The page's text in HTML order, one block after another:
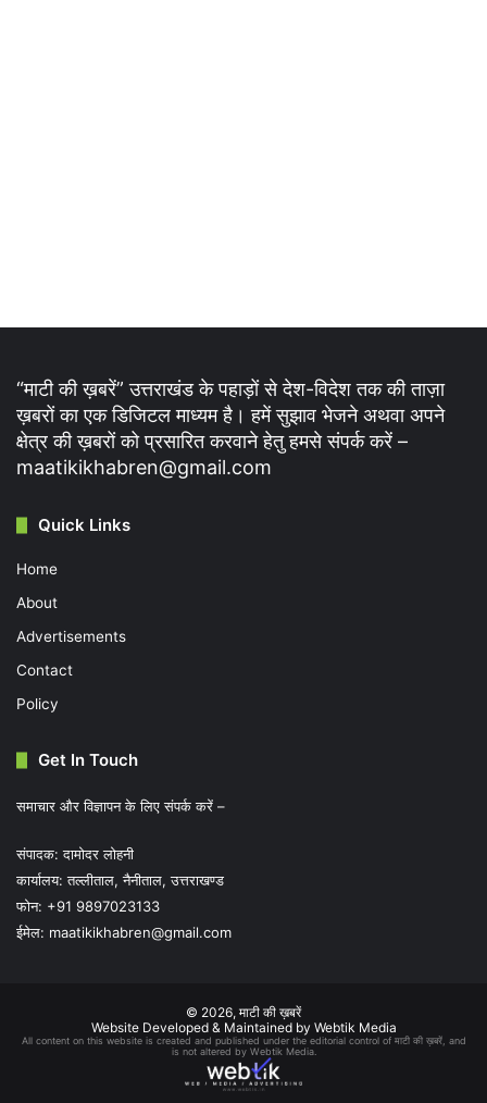
“माटी की ख़बरें” उत्तराखंड के पहाड़ों से देश-विदेश तक की ताज़ा
ख़बरों का एक डिजिटल माध्यम है। हमें सुझाव भेजने अथवा अपने
क्षेत्र की ख़बरों को प्रसारित करवाने हेतु हमसे संपर्क करें –
maatikikhabren@gmail.com
Quick Links
Home
About
Advertisements
Contact
Policy
Get In Touch
समाचार और विज्ञापन के लिए संपर्क करें –
संपादक: दामोदर लोहनी
कार्यालय: तल्लीताल, नैनीताल, उत्तराखण्ड
फोन: +91 9897023133
ईमेल: maatikikhabren@gmail.com
© 2026, माटी की ख़बरें
Website Developed & Maintained by Webtik Media
All content on this website is created and published under the editorial control of माटी की ख़बरें, and
is not altered by Webtik Media.